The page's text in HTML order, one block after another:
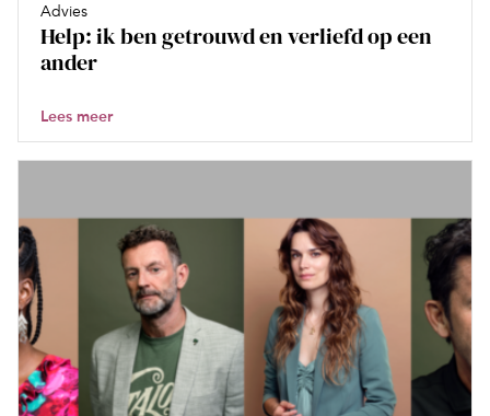
Advies
Help: ik ben getrouwd en verliefd op een
ander
Lees meer